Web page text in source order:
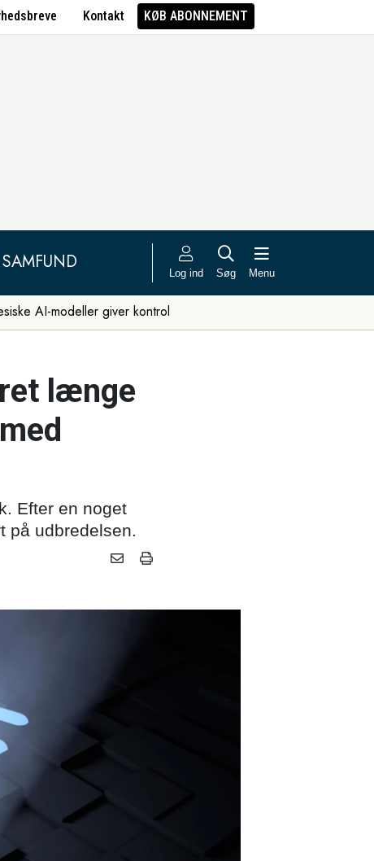
Kontakt KØB ABONNEMENT
SAMFUND Log ind Søg Menu
AI-modeller giver kontrol
længe
Efter en noget
på udbredelsen.